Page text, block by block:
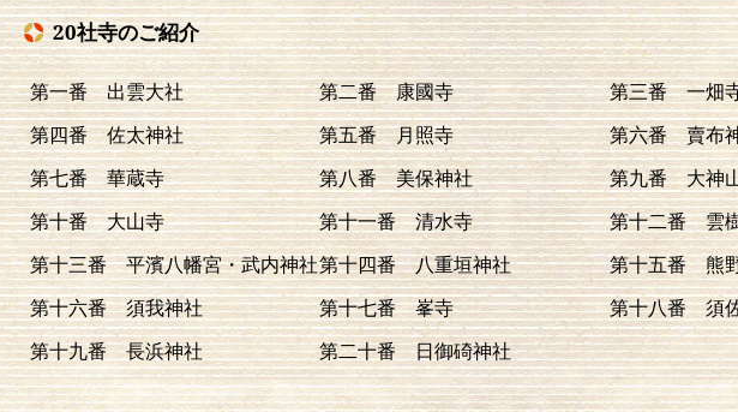
20社寺のご紹介
第一番 出雲大社 第二番 康國寺
第三番 一畑
第四番 佐太神社
第五番 月照寺
第六番 賣布
第七番 華蔵寺
第八番 美保神社
第九番 大神
第十番 大山寺
第十一番 清水寺
第十二番 雲
第十三番 平濱八幡宮・武内神社第十四番 八重垣神社
第十五番 熊
第十六番 須我神社
第十七番 峯寺
第十八番 須
第十九番 長浜神社
第二十番 日御碕神社